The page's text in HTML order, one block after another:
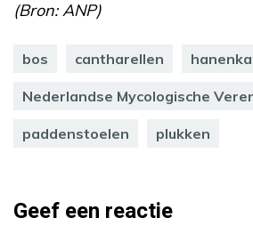
(Bron: ANP)
bos cantharellen
Nederlandse Mycologische
paddenstoelen plukken
Geef een reactie